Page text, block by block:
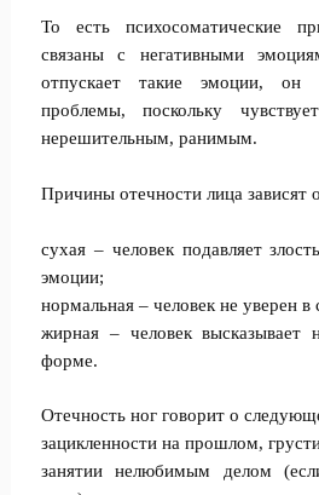
То есть психосоматические
связаны с негативными
отпускает такие эмоции,
проблемы, поскольку
нерешительным, ранимым.
Причины отечности лица зависят
сухая – человек подавляет
эмоции;
нормальная – человек не уверен в
жирная – человек высказывает
форме.
Отечность ног говорит о
зацикленности на прошлом,
занятии нелюбимым делом